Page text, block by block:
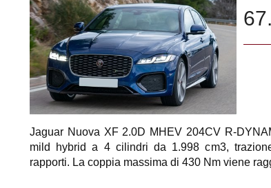
Jaguar Nuova XF 2.0D MHEV 204CV R-
mild hybrid a 4 cilindri da 1.998 cm3,
rapporti. La coppia massima di 430 Nm viene